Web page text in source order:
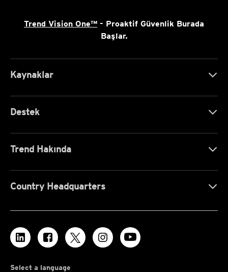
Trend Vision One™ - Proaktif Güvenlik Burada
Başlar.
Kaynaklar
Destek
Trend Hakında
Country Headquarters
Select a language